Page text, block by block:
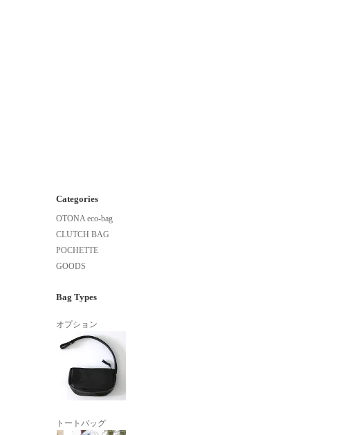
Categories
OTONA eco-bag
CLUTCH BAG
POCHETTE
GOODS
Bag Types
オプション
トートバッグ